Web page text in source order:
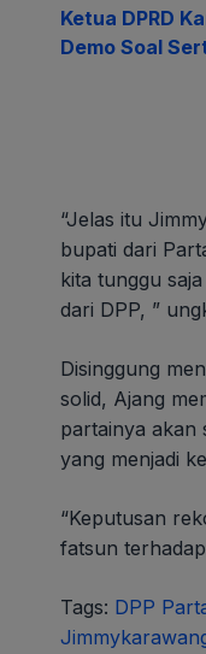
Ketua DPRD
Demo Soal
“Jelas itu
bupati dari
kita tunggu
dari DPP, ”
Disinggung
solid, Ajang
partainya akan
yang menjadi
“Keputusan
fatsun
Tags: DPP
Jimmy